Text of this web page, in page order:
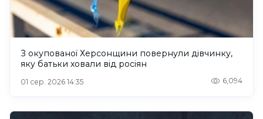
З окупованої Херсонщини повернули дівчинку,
яку батьки ховали від росіян
01 сер. 2026 14:35 6,094